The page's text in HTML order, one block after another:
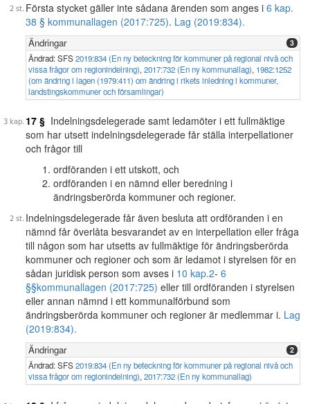
Första stycket gäller inte sådana ärenden som anges i 6 kap.
38 § kommunallagen (2017:725). Lag (2019:834).
Ändringar 3
Ändrad: SFS2019:834 (En ny beteckning för kommuner på regional nivå och
vissa frågor om regionindelning), 2017:732 (En ny kommunallag), 1982:1252
(om ändring i lagen (1979:411) om ändring i rikets inledning i kommuner,
landstingskommuner och församlingar)
17 § Indelningsdelegerade samt ledamöter i ett fullmäktige
som har utsett indelningsdelegerade får ställa interpellationer
och frågor till
ordföranden i ett utskott, och
ordföranden i en nämnd eller beredning i
ändringsberörda kommuner och regioner.
Indelningsdelegerade får även besluta att ordföranden i en
nämnd får överlåta besvarandet av en interpellation eller fråga
till någon som har utsetts av fullmäktige för ändringsberörda
kommuner och regioner och som är ledamot i styrelsen för en
sådan juridisk person som avses i 10 kap.2- 6
§§kommunallagen (2017:725) eller till ordföranden i styrelsen
eller annan nämnd i ett kommunalförbund som
ändringsberörda kommuner och regioner är medlemmar i. Lag
(2019:834).
Ändringar 2
Ändrad: SFS2019:834 (En ny beteckning för kommuner på regional nivå och
vissa frågor om regionindelning), 2017:732 (En ny kommunallag)